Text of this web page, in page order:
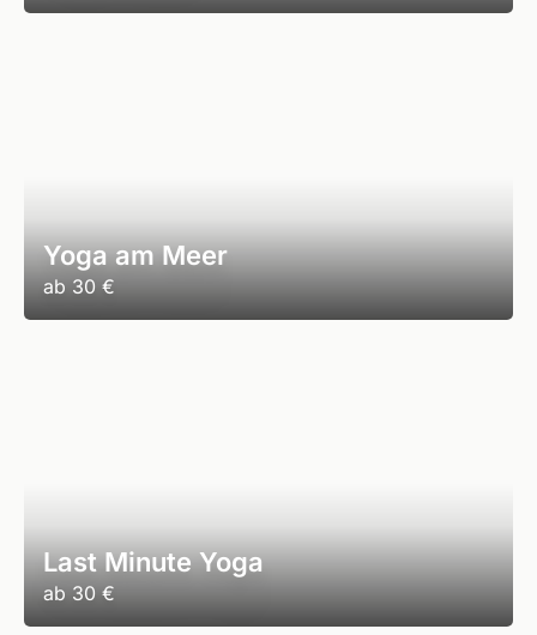
Yoga am Meer
ab 30 €
Last Minute Yoga
ab 30 €